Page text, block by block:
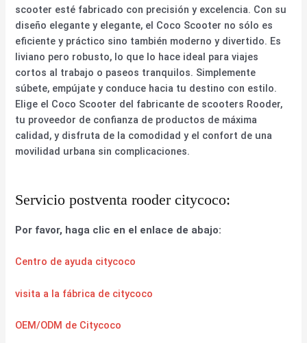
scooter esté fabricado con precisión y excelencia. Con su
diseño elegante y elegante, el Coco Scooter no sólo es
eficiente y práctico sino también moderno y divertido. Es
liviano pero robusto, lo que lo hace ideal para viajes
cortos al trabajo o paseos tranquilos. Simplemente
súbete, empújate y conduce hacia tu destino con estilo.
Elige el Coco Scooter del fabricante de scooters Rooder,
tu proveedor de confianza de productos de máxima
calidad, y disfruta de la comodidad y el confort de una
movilidad urbana sin complicaciones.
Servicio postventa rooder citycoco:
Por favor, haga clic en el enlace de abajo:
Centro de ayuda citycoco
visita a la fábrica de citycoco
OEM/ODM de Citycoco